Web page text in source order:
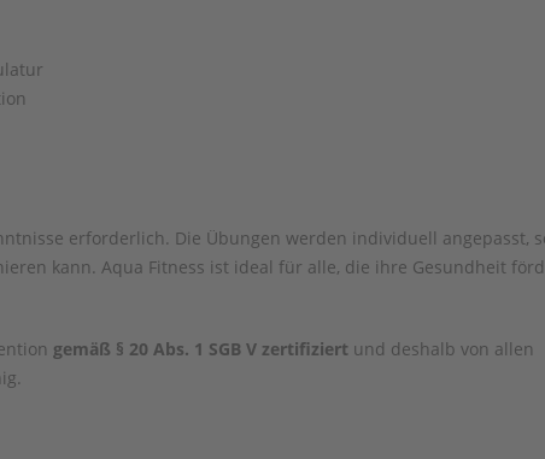
erforderlich. Die Übungen werden individuell angepasst,
kann. Aqua Fitness ist ideal für alle, die ihre Gesundheit
gemäß § 20 Abs. 1 SGB V zertifiziert und deshalb von allen